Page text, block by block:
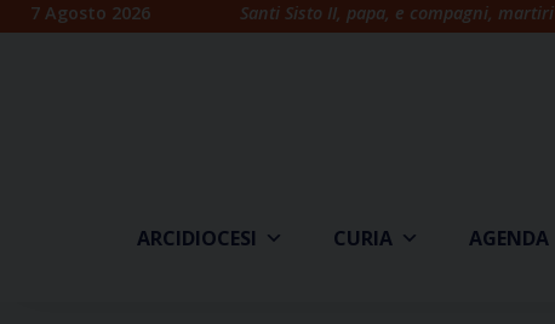
Skip7 Agosto 2026 Santi Sisto II, papa, e compagni, martiri
ARCIDIOCESI CURIA AGENDA